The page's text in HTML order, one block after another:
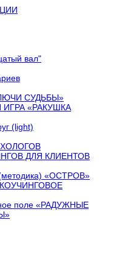
вал"
СУДЬБЫ»
«РАКУШКА
(light)
ДЛЯ КЛИЕНТОВ
«ОСТРОВ»
поле «РАДУЖНЫЕ